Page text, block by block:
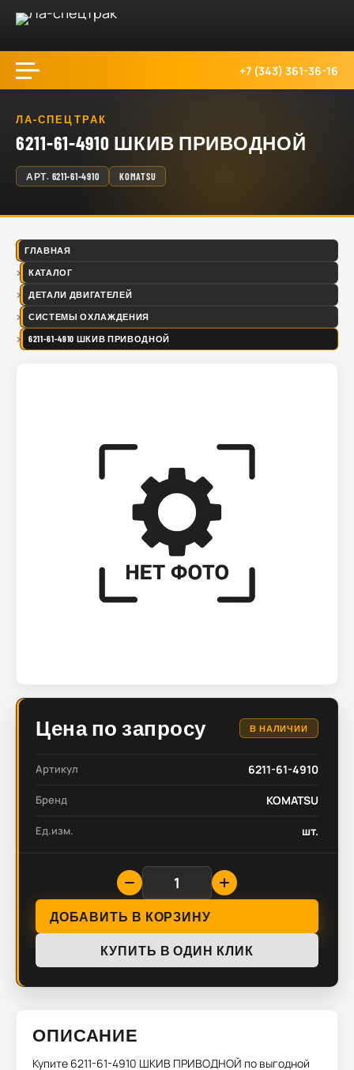
+7 (343) 361-36-16
ЛА-СПЕЦТРАК
6211-61-4910 ШКИВ ПРИВОДНОЙ
АРТ. 6211-61-4910 KOMATSU
ГЛАВНАЯ
КАТАЛОГ
ДЕТАЛИ ДВИГАТЕЛЕЙ
СИСТЕМЫ ОХЛАЖДЕНИЯ
6211-61-4910 ШКИВ ПРИВОДНОЙ
Цена по запросу В НАЛИЧИИ
Артикул 6211-61-4910
Бренд KOMATSU
Ед.изм. шт.
ДОБАВИТЬ В КОРЗИНУ
КУПИТЬ В ОДИН КЛИК
ОПИСАНИЕ
Купите 6211-61-4910 ШКИВ ПРИВОДНОЙ по выгодной